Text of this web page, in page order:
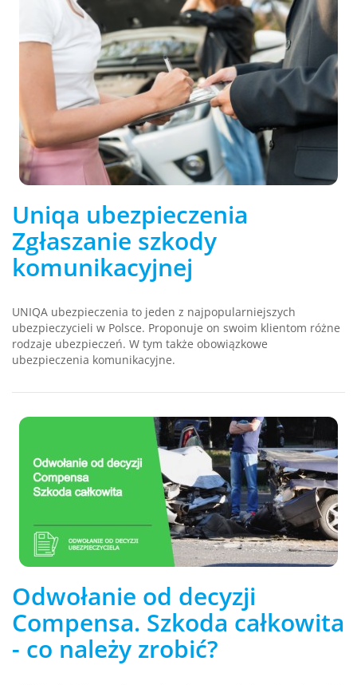
Uniqa ubezpieczenia
Zgłaszanie szkody
komunikacyjnej
UNIQA ubezpieczenia to jeden z najpopularniejszych
ubezpieczycieli w Polsce. Proponuje on swoim klientom różne
rodzaje ubezpieczeń. W tym także obowiązkowe
ubezpieczenia komunikacyjne.
Odwołanie od decyzji
Compensa. Szkoda całkowita
- co należy zrobić?